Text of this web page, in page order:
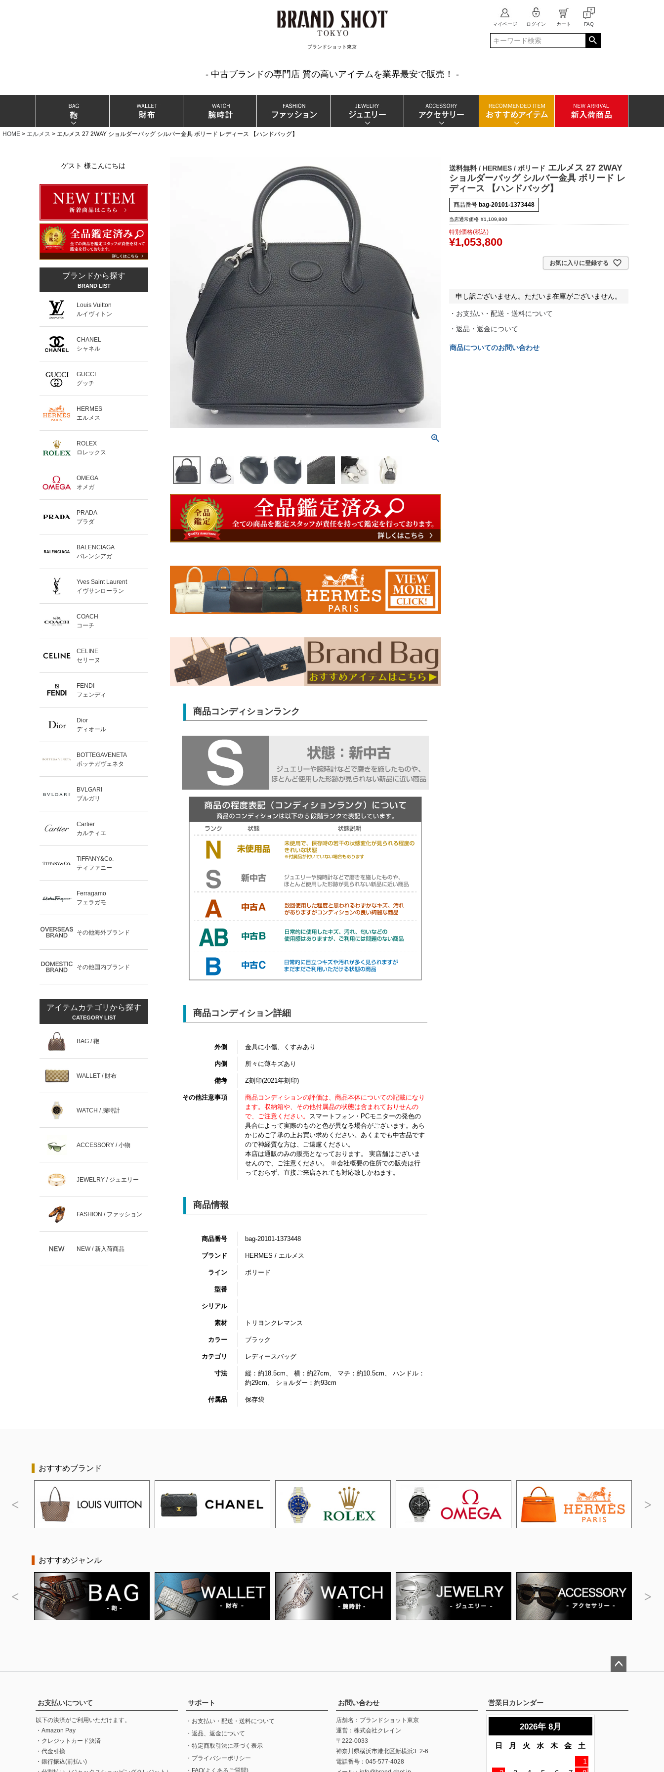
ブランドショット東京
- 中古ブランドの専門店 質の高いアイテムを業界最安で販売！ -
マイページ ログイン カート FAQ
当店厳選ブランドバック
当店厳選ブランドジュエリー
HOME エルメス エルメス 27 2WAY ショルダーバッグ シルバー金具 ボリード レディース 【ハンドバッグ】
ゲスト 様こんにちは
ブランドから探す
BRAND LIST
Louis Vuitton
ルイヴィトン
CHANEL
シャネル
GUCCI
グッチ
HERMES
エルメス
ROLEX
ロレックス
OMEGA
オメガ
PRADA
プラダ
BALENCIAGA
バレンシアガ
Yves Saint Laurent
イヴサンローラン
COACH
コーチ
CELINE
セリーヌ
FENDI
フェンディ
Dior
ディオール
BOTTEGAVENETA
ボッテガヴェネタ
BVLGARI
ブルガリ
Cartier
カルティエ
TIFFANY&Co.
ティファニー
Ferragamo
フェラガモ
その他海外ブランド
その他国内ブランド
アイテムカテゴリから探す
CATEGORY LIST
BAG / 鞄
WALLET / 財布
WATCH / 腕時計
ACCESSORY / 小物
JEWELRY / ジュエリー
FASHION / ファッション
NEW / 新入荷商品
商品コンディションランク
商品コンディション詳細
外側 金具に小傷、くすみあり
内側 所々に薄キズあり
備考 Z刻印(2021年刻印)
その他注意事項
商品コンディションの評価は、商品本体についての記載になり
ます。収納箱や、その他付属品の状態は含まれておりせんの
で、ご注意ください。
スマートフォン・PCモニターの発色の
具合によって実際のものと色が異なる場合がございます。あら
かじめご了承の上お買い求めください。あくまでも中古品です
ので神経質な方は、ご遠慮ください。
本店は通販のみの販売となっております。 実店舗はございま
せんので、ご注意ください。 ※会社概要の住所での販売は行
っておらず、直接ご来店されても対応致しかねます。
商品情報
商品番号 bag-20101-1373448
ブランド HERMES / エルメス
ライン ボリード
型番
シリアル
素材 トリヨンクレマンス
カラー ブラック
カテゴリ レディースバッグ
寸法
縦：約18.5cm、 横：約27cm、 マチ：約10.5cm、 ハンドル：
約29cm、 ショルダー：約93cm
付属品 保存袋
送料無料 / HERMES / ボリード エルメス 27 2WAY
ショルダーバッグ シルバー金具 ボリード レ
ディース 【ハンドバッグ】
商品番号 bag-20101-1373448
当店通常価格 ¥1,109,800
特別価格(税込)
¥1,053,800
お気に入りに登録する
申し訳ございません。ただいま在庫がございません。
・お支払い・配送・送料について
・返品・返金について
商品についてのお問い合わせ
おすすめブランド
おすすめジャンル
へ
お支払いについて
以下の決済がご利用いただけます。
・Amazon Pay
・クレジットカード決済
・代金引換
・銀行振込(前払い)
サポート
・お支払い・配送・送料について
・返品、返金について
・特定商取引法に基づく表示
・プライバシーポリシー
お問い合わせ
店舗名：ブランドショット東京
運営：株式会社クレイン
〒222-0033
神奈川県横浜市港北区新横浜3ｰ2-6
電話番号：045-577-4028
営業日カレンダー